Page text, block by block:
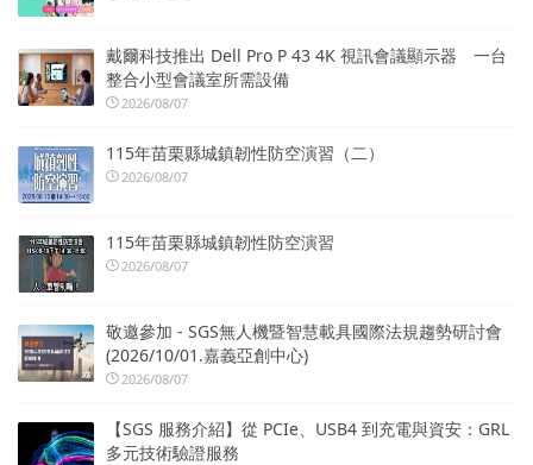
戴爾科技推出 Dell Pro P 43 4K 視訊會議顯示器 一台
整合小型會議室所需設備
2026/08/07
115年苗栗縣城鎮韌性防空演習（二）
2026/08/07
115年苗栗縣城鎮韌性防空演習
2026/08/07
敬邀參加 - SGS無人機暨智慧載具國際法規趨勢研討會
(2026/10/01.嘉義亞創中心)
2026/08/07
【SGS 服務介紹】從 PCIe、USB4 到充電與資安：GRL
多元技術驗證服務